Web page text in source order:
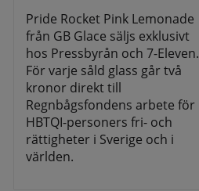
Pride Rocket Pink Lemonade
från GB Glace säljs exklusivt
hos Pressbyrån och 7-Eleven.
För varje såld glass går två
kronor direkt till
Regnbågsfondens arbete för
HBTQI-personers fri- och
rättigheter i Sverige och i
världen.